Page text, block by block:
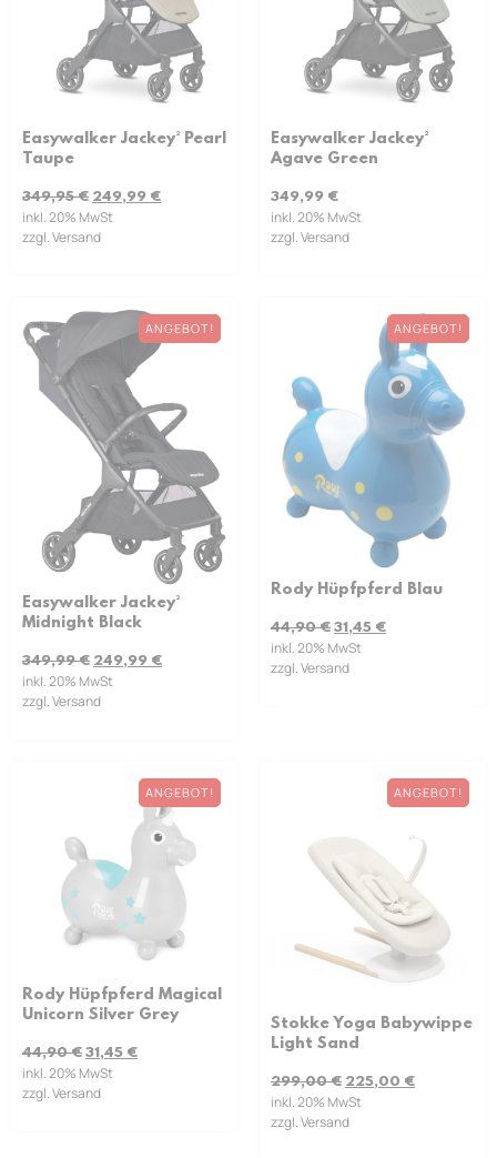
Easywalker Jackey² Pearl
Taupe
349,95€ 249,99 €
inkl. 20% MwSt
zzgl. Versand
Easywalker Jackey²
Agave Green
349,99 €
inkl. 20% MwSt
zzgl. Versand
ANGEBOT!
Easywalker Jackey²
Midnight Black
349,99€ 249,99 €
inkl. 20% MwSt
zzgl. Versand
ANGEBOT!
Rody Hüpfpferd Blau
44,90€ 31,45 €
inkl. 20% MwSt
zzgl. Versand
ANGEBOT!
Rody Hüpfpferd Magical
Unicorn Silver Grey
44,90€ 31,45 €
inkl. 20% MwSt
zzgl. Versand
ANGEBOT!
Stokke Yoga Babywippe
Light Sand
299,00€ 225,00 €
inkl. 20% MwSt
zzgl. Versand